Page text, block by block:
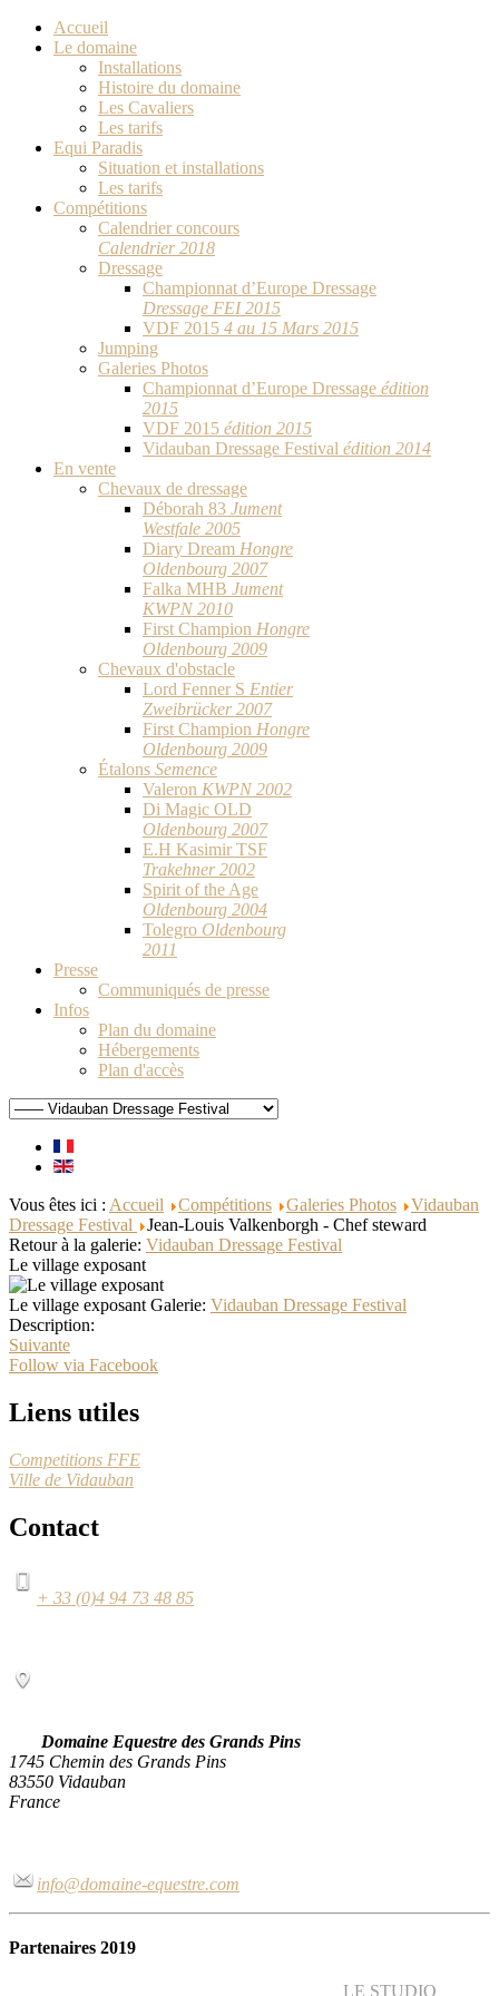
Accueil
Le domaine
Installations
Histoire du domaine
Les Cavaliers
Les tarifs
Equi Paradis
Situation et installations
Les tarifs
Compétitions
Calendrier concours
Calendrier 2018
Dressage
Championnat d’Europe Dressage
Dressage FEI 2015
VDF 2015 4 au 15 Mars 2015
Jumping
Galeries Photos
Championnat d’Europe Dressage édition
2015
VDF 2015 édition 2015
Vidauban Dressage Festival édition 2014
En vente
Chevaux de dressage
Déborah 83 Jument
Westfale 2005
Diary Dream Hongre
Oldenbourg 2007
Falka MHB Jument
KWPN 2010
First Champion Hongre
Oldenbourg 2009
Chevaux d'obstacle
Lord Fenner S Entier
Zweibrücker 2007
First Champion Hongre
Oldenbourg 2009
Étalons Semence
Valeron KWPN 2002
Di Magic OLD
Oldenbourg 2007
E.H Kasimir TSF
Trakehner 2002
Spirit of the Age
Oldenbourg 2004
Tolegro Oldenbourg
2011
Presse
Communiqués de presse
Infos
Plan du domaine
Hébergements
Plan d'accès
Vous êtes ici : Accueil Compétitions Galeries Photos
Vidauban
Dressage Festival
Jean-Louis Valkenborgh - Chef steward
Retour à la galerie: Vidauban Dressage Festival
Le village exposant
Le village exposant Galerie: Vidauban Dressage Festival
Description:
Suivante
Follow via Facebook
Liens utiles
Competitions FFE
Ville de Vidauban
Contact
+ 33 (0)4 94 73 48 85
Domaine Equestre des Grands Pins
1745 Chemin des Grands Pins
83550 Vidauban
France
info@domaine-equestre.com
Partenaires 2019
LE STUDIO